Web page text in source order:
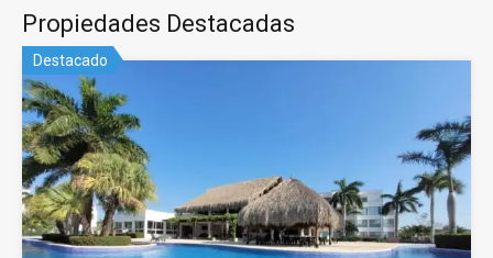
Propiedades Destacadas
Destacado